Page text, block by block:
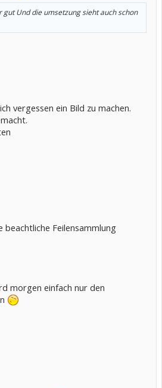
Und die umsetzung sieht auch schon
vergessen ein Bild zu machen.
beachtliche Feilensammlung
morgen einfach nur den